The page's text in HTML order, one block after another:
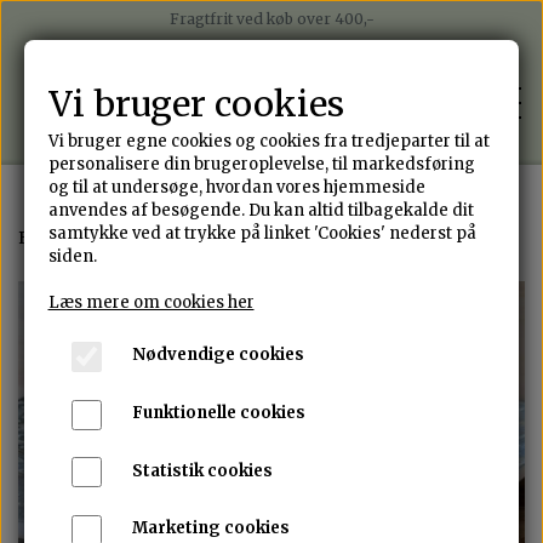
Fragtfrit ved køb over 400,-
Betal nemt med mobilepay
Sender på alle hverdage med Postnord
WEBSHOP
ALLE SMYKKER
ØRERINGE
ARMBÅND
PORTEFOLIO
OM ANNJEN DESIGN
DESIGN DIT EGET SMYKKE
Forside Armbånd Præget armbånd
Vi bruger cookies
Vi bruger egne cookies og cookies fra tredjeparter til at
personalisere din brugeroplevelse, til markedsføring
og til at undersøge, hvordan vores hjemmeside
anvendes af besøgende. Du kan altid tilbagekalde dit
samtykke ved at trykke på linket 'Cookies' nederst på
siden.
Læs mere om cookies her
Nødvendige cookies
Funktionelle cookies
Statistik cookies
Marketing cookies